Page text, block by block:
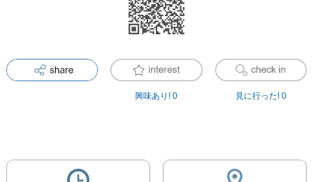
興味あり! 0 見に行った! 0